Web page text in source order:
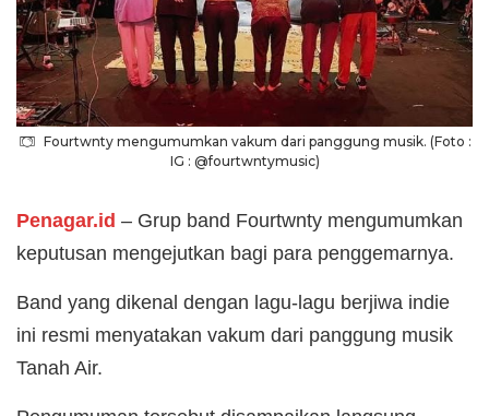
Fourtwnty mengumumkan vakum dari panggung musik. (Foto :
IG : @fourtwntymusic)
Penagar.id – Grup band Fourtwnty mengumumkan
keputusan mengejutkan bagi para penggemarnya.
Band yang dikenal dengan lagu-lagu berjiwa indie
ini resmi menyatakan vakum dari panggung musik
Tanah Air.